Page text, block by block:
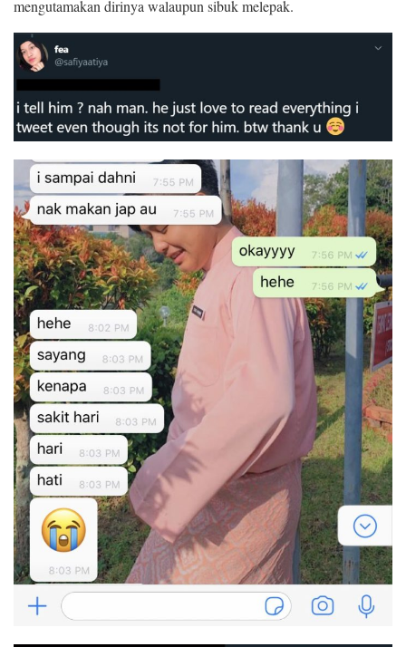
mengutamakan dirinya walaupun sibuk melepak.